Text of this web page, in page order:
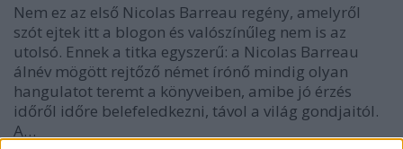
Nem ez az első Nicolas Barreau regény, amelyről
szót ejtek itt a blogon és valószínűleg nem is az
utolsó. Ennek a titka egyszerű: a Nicolas Barreau
álnév mögött rejtőző német írónő mindig olyan
hangulatot teremt a könyveiben, amibe jó érzés
időről időre belefeledkezni, távol a világ gondjaitól.
A…